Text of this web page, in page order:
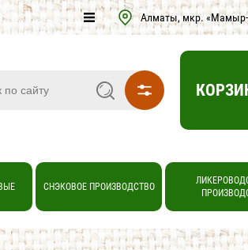
Алматы, мкр. «Мамыр-
СНЭКОВОЕ ПРОИЗВОДСТВО